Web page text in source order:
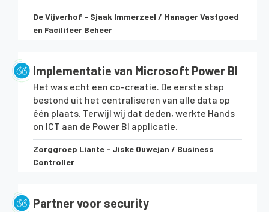
grip missen.We vertrouwen voor onze ICT
volledig op Hands on ICT, zodat wij ons kunnen
concentreren op het leveren van betrokken zorg
De Vijverhof - Sjaak Immerzeel / Manager Vastgoed
en Faciliteer Beheer
Implementatie van Microsoft Power BI
Het was echt een co-creatie. De eerste stap
bestond uit het centraliseren van alle data op
één plaats. Terwijl wij dat deden, werkte Hands
on ICT aan de Power BI applicatie.
Zorggroep Liante - Jiske Ouwejan / Business
Controller
Partner voor security